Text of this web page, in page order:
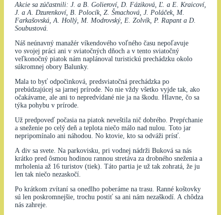
Akcie sa zúčastnili: J. a B. Golieroví, D. Fáziková, Ľ. a E. Kraicoví,
J. a A. Dzurenkoví, B. Polocík, Z. Šmachová, J. Poláček, M.
Farkašovská, A. Hollý, M. Modrovský, E. Zolvík, P. Rapant a D.
Soubustová.
Náš neúnavný manažér víkendového voľného času nepoľavuje
vo svojej práci ani v sviatočných dňoch a v tento sviatočný
veľkonočný piatok nám naplánoval turistickú prechádzku okolo
súkromnej obory Balunky.
Mala to byť odpočinková, predsviatočná prechádzka po
prebúdzajúcej sa jarnej prírode. No nie vždy všetko vyjde tak, ako
očakávame, ale ani to nepredvídané nie ja na škodu. Hlavne, čo sa
týka pohybu v prírode.
Už predpoveď počasia na piatok neveštila nič dobrého. Prepŕchanie
a sneženie po celý deň a teplota niečo málo nad nulou. Toto jar
nepripomínalo ani náhodou. No ktovie, kto sa odváži prísť.
A div sa svete. Na parkovisku, pri vodnej nádrži Buková sa nás
krátko pred ôsmou hodinou rannou stretáva za drobného sneženia a
mrholenia až 16 turistov (tiek). Táto partia je už tak zohratá, že ju
len tak niečo nezaskočí.
Po krátkom zvítaní sa onedlho poberáme na trasu. Ranné koštovky
sú len poskromnejšie, trochu postiť sa ani nám nezaškodí. A chôdza
nás zahreje.